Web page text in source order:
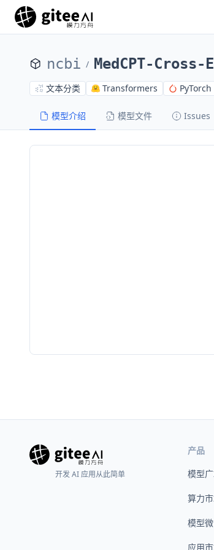
ncbi / MedCPT-Cross-
文本分类 Transformers PyTorch
模型介绍 模型文件 Issues
开发 AI 应用从此简单
产品
模型
算力
模型
应用